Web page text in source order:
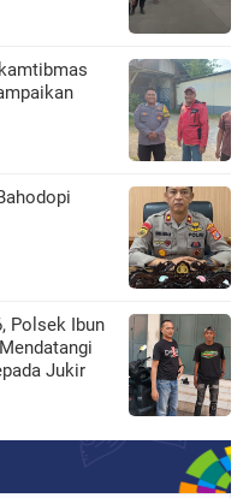
Polsek Ibun
Jukir